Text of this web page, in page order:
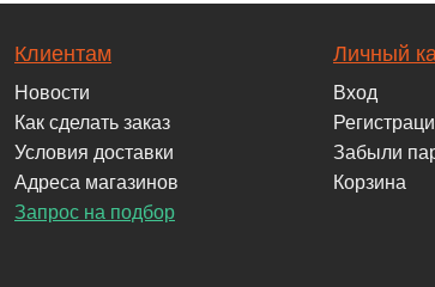
Клиентам
Новости
Как сделать заказ
Условия доставки
Адреса магазинов
Запрос на подбор
Личный
Вход
Забыли
Корзина